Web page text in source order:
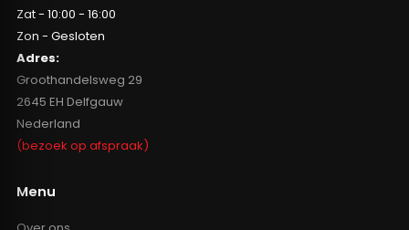
Zat - 10:00 - 16:00
Zon - Gesloten
Adres:
Groothandelsweg 29
2645 EH Delfgauw
Nederland
(bezoek op afspraak)
Menu